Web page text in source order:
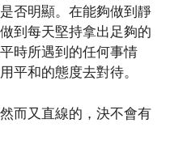
否明顯。在能夠做到靜
到每天堅持拿出足夠的
時所遇到的任何事情
平和的態度去對待。
而又直線的，決不會有